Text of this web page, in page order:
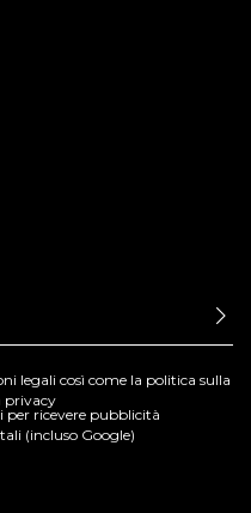
legali così come la politica sulla
privacy
per ricevere pubblicità
(incluso Google)